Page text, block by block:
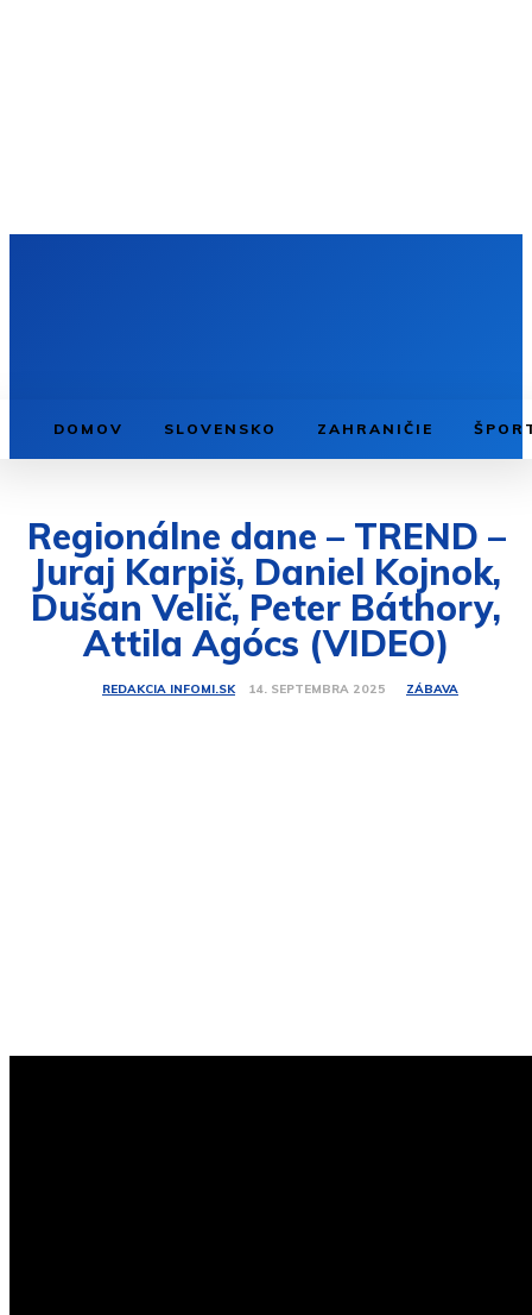
DOMOV SLOVENSKO ZAHRANIČIE
Regionálne dane – TREND –
Juraj Karpiš, Daniel Kojnok,
Dušan Velič, Peter Báthory,
Attila Agócs (VIDEO)
REDAKCIA INFOMI.SK 14. SEPTEMBRA 2025 ZÁBAVA